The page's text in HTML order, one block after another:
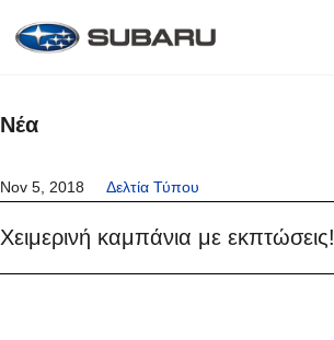
Τιμοκατάλογος
Τα Νέα μας
Νέα
Nov 5, 2018 Δελτία Τύπου
Χειμερινή καμπάνια με εκπτώσεις!